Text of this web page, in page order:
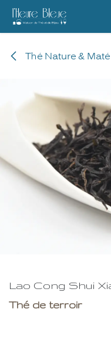
Se rendre au contenu
Thé Nature & Maté
Lao Cong Shui
Thé de terroir